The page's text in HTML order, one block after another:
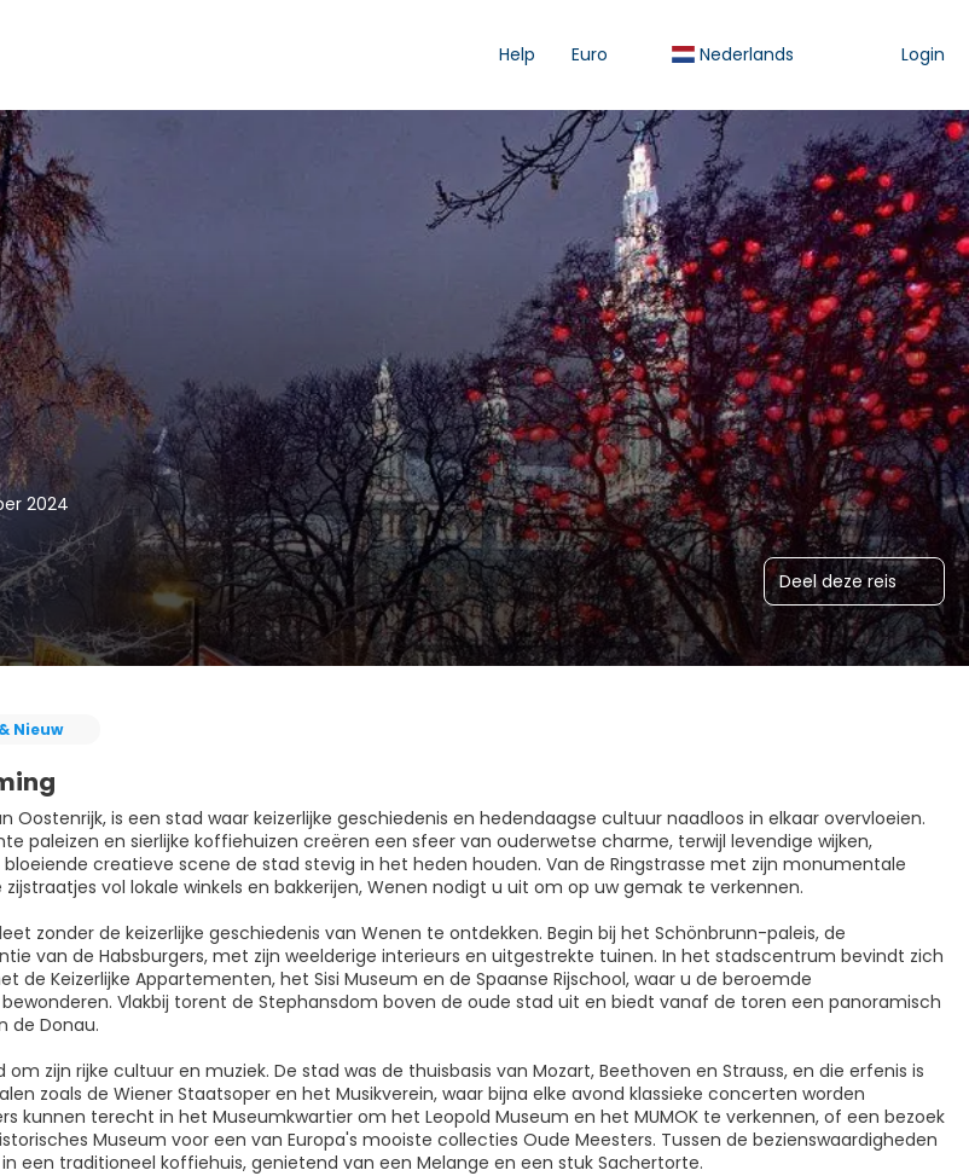
Help Euro Nederlands Login
2024
Deel deze reis
Nieuw
Oostenrijk, is een stad waar keizerlijke geschiedenis en hedendaagse cultuur naadloos in elkaar overvloeien.
paleizen en sierlijke koffiehuizen creëren een sfeer van ouderwetse charme, terwijl levendige wijken,
creatieve scene de stad stevig in het heden houden. Van de Ringstrasse met zijn monumentale
vol lokale winkels en bakkerijen, Wenen nodigt u uit om op uw gemak te verkennen.
zonder de keizerlijke geschiedenis van Wenen te ontdekken. Begin bij het Schönbrunn-paleis, de
van de Habsburgers, met zijn weelderige interieurs en uitgestrekte tuinen. In het stadscentrum bevindt zich
de Keizerlijke Appartementen, het Sisi Museum en de Spaanse Rijschool, waar u de beroemde
Vlakbij torent de Stephansdom boven de oude stad uit en biedt vanaf de toren een panoramisch
de Donau.
zijn rijke cultuur en muziek. De stad was de thuisbasis van Mozart, Beethoven en Strauss, en die erfenis is
zoals de Wiener Staatsoper en het Musikverein, waar bijna elke avond klassieke concerten worden
kunnen terecht in het Museumkwartier om het Leopold Museum en het MUMOK te verkennen, of een bezoek
Museum voor een van Europa's mooiste collecties Oude Meesters. Tussen de bezienswaardigheden
een traditioneel koffiehuis, genietend van een Melange en een stuk Sachertorte.